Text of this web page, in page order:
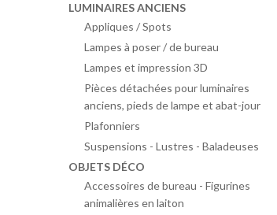
LUMINAIRES ANCIENS
Appliques / Spots
Lampes à poser / de bureau
Lampes et impression 3D
Pièces détachées pour luminaires
anciens, pieds de lampe et abat-jour
Plafonniers
Suspensions - Lustres - Baladeuses
OBJETS DÉCO
Accessoires de bureau - Figurines
animalières en laiton